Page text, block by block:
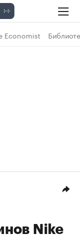
Economist
Nike